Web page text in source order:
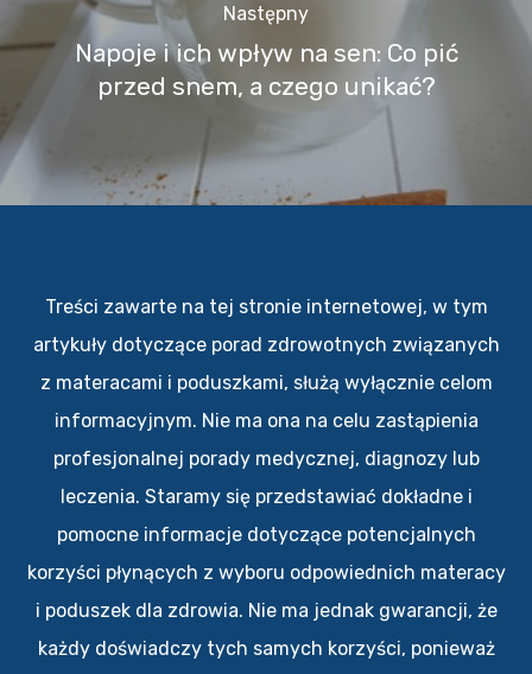
Następny
Napoje i ich wpływ na sen: Co pić
przed snem, a czego unikać?
Treści zawarte na tej stronie internetowej, w tym
artykuły dotyczące porad zdrowotnych związanych
z materacami i poduszkami, służą wyłącznie celom
informacyjnym. Nie ma ona na celu zastąpienia
profesjonalnej porady medycznej, diagnozy lub
leczenia. Staramy się przedstawiać dokładne i
pomocne informacje dotyczące potencjalnych
korzyści płynących z wyboru odpowiednich materacy
i poduszek dla zdrowia. Nie ma jednak gwarancji, że
każdy doświadczy tych samych korzyści, ponieważ